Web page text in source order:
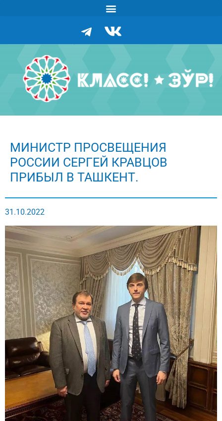
МИНИСТР ПРОСВЕЩЕНИЯ
РОССИИ СЕРГЕЙ КРАВЦОВ
ПРИБЫЛ В ТАШКЕНТ.
31.10.2022